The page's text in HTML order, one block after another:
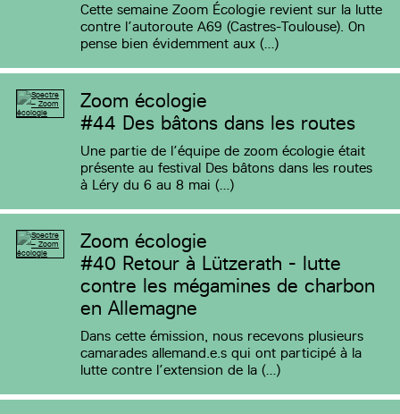
Cette semaine Zoom Écologie revient sur la lutte
contre l’autoroute A69 (Castres-Toulouse). On
pense bien évidemment aux (…)
Zoom écologie
#44 Des bâtons dans les routes
Une partie de l’équipe de zoom écologie était
présente au festival Des bâtons dans les routes
à Léry du 6 au 8 mai (…)
Zoom écologie
#40 Retour à Lützerath - lutte
contre les mégamines de charbon
en Allemagne
Dans cette émission, nous recevons plusieurs
camarades allemand.e.s qui ont participé à la
lutte contre l’extension de la (…)